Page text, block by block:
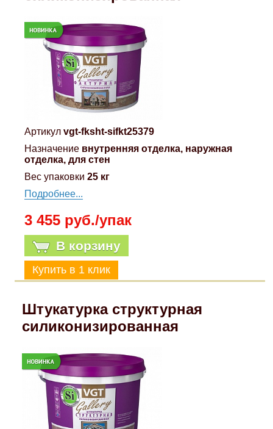
Артикул vgt-fksht-sifkt25379
Назначение внутренняя отделка, наружная
отделка, для стен
Вес упаковки 25 кг
Подробнее...
3 455 руб./упак
В корзину
Штукатурка структурная
силиконизированная